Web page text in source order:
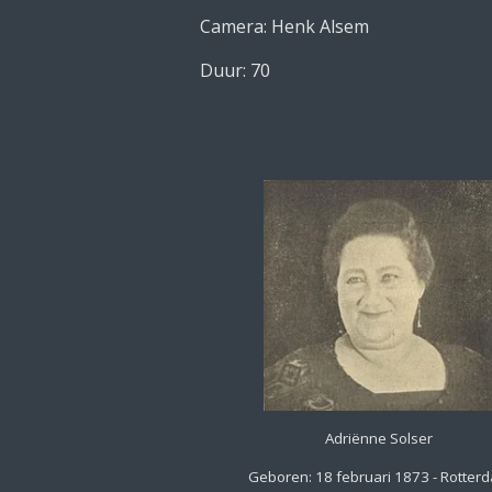
Camera: Henk Alsem
Duur: 70
Adriënne Solser
Geboren: 18 februari 1873 -